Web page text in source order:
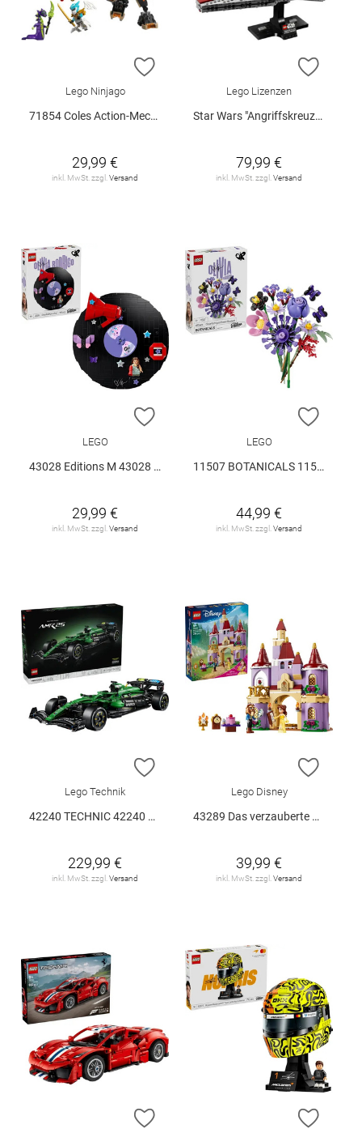
ZUR WUNSCHLISTE HINZUFÜGEN
Lego Ninjago
71854 Coles Action-Mech und Drache.. V29
29,99 €
inkl. MwSt. zzgl. Versand
ZUR
Lego Lizenzen
Star Wars "Angriffskreuzer der Venator-Klasse", 75441
79,99 €
inkl. MwSt. zzgl. Versand
ZUR WUNSCHLISTE HINZUFÜGEN
LEGO
43028 Editions M 43028 V29
29,99 €
inkl. MwSt. zzgl. Versand
ZUR
LEGO
11507 BOTANICALS 11507 V29
44,99 €
inkl. MwSt. zzgl. Versand
ZUR WUNSCHLISTE HINZUFÜGEN
Lego Technik
42240 TECHNIC 42240 V29
229,99 €
inkl. MwSt. zzgl.Versand
ZUR
Lego Disney
43289 Das verzauberte Schloss von Belle
39,99 €
inkl. MwSt. zzgl.Versand
ZUR WUNSCHLISTE HINZUFÜGEN
ZUR